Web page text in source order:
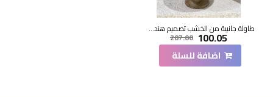
طاولة جانبية من الخشب تصميم هندسي ابداع مقاس47×44×44سم
100.05
207.00
اضافة للسلة